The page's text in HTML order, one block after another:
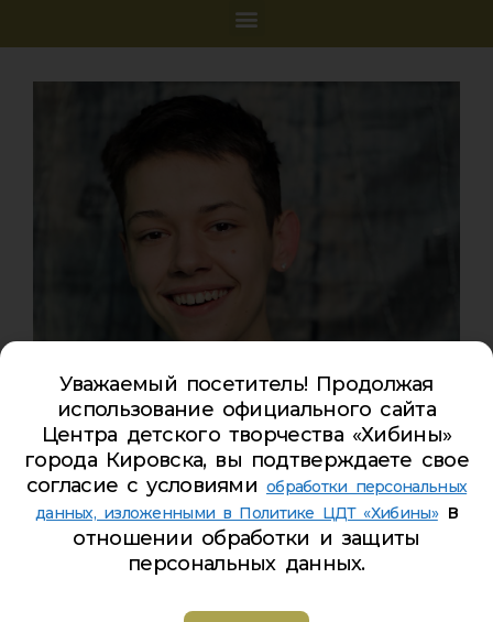
Шелыгин Денис Борисович
Уважаемый посетитель! Продолжая
использование официального сайта
Центра детского творчества «Хибины»
города Кировска, вы подтверждаете свое
согласие с условиями обработки персональных
данных, изложенными в Политике ЦДТ «Хибины»в
отношении обработки и защиты
персональных данных.